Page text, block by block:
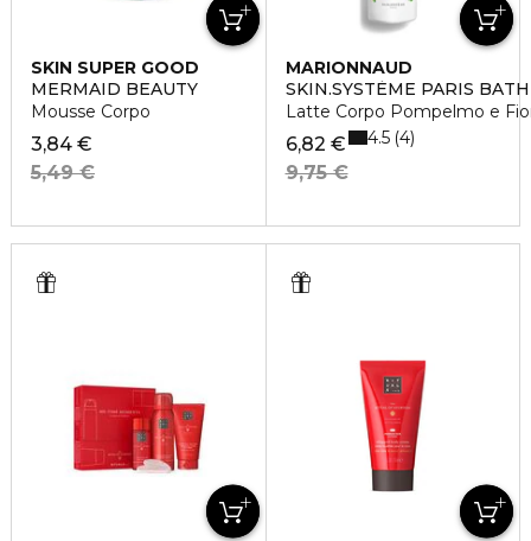
SKIN SUPER GOOD
MERMAID BEAUTY
Mousse Corpo
3,84 €
5,49 €
MARIONNAUD
SKIN.SYSTÈME PARIS
Latte Corpo Pompelmo e
6,82 €
9,75 €
4.5 4